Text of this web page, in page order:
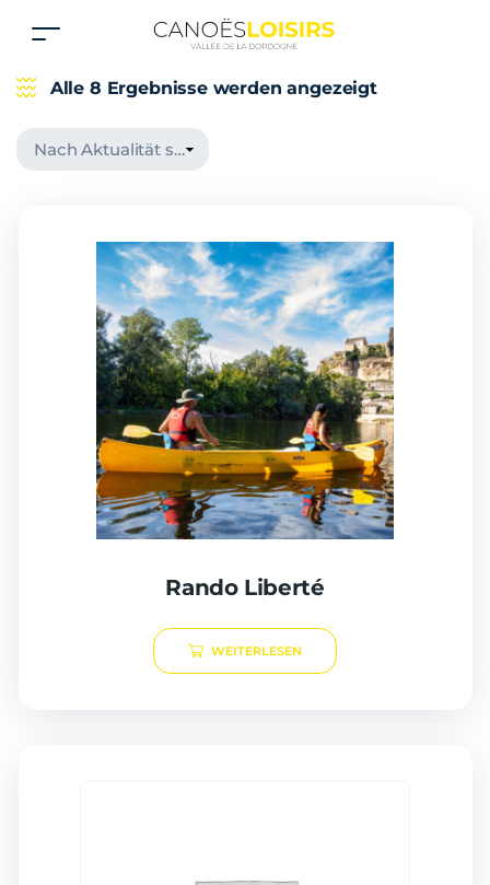
Alle 8 Ergebnisse werden angezeigt
Rando Liberté
WEITERLESEN